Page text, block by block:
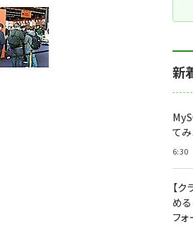
新
て
6:30
【
め
フ